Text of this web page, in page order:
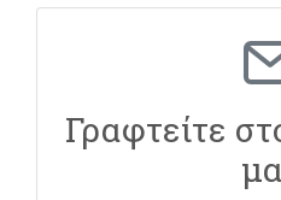
Γραφτείτε